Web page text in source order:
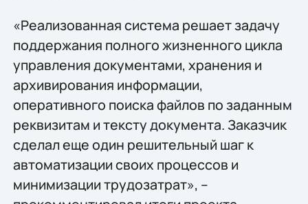
«Реализованная система решает задачу
поддержания полного жизненного цикла
управления документами, хранения и
архивирования информации,
оперативного поиска файлов по заданным
реквизитам и тексту документа. Заказчик
сделал еще один решительный шаг к
автоматизации своих процессов и
минимизации трудозатрат», –